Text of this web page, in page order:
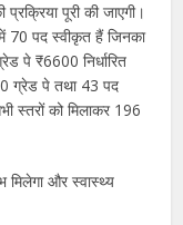
पूरी की जाएगी।
70 पद स्वीकृत हैं जिनका
पे ₹6600 निर्धारित
ग्रेड पे तथा 43 पद
स्तरों को मिलाकर 196
मिलेगा और स्वास्थ्य